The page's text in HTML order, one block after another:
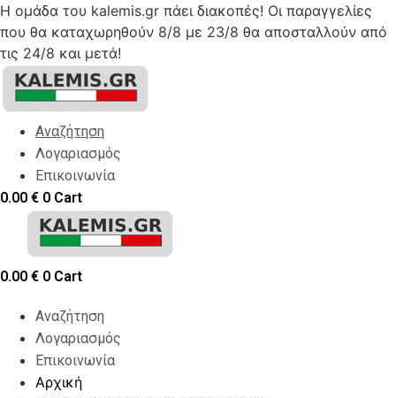
Η ομάδα του kalemis.gr πάει διακοπές! Οι παραγγελίες
που θα καταχωρηθούν 8/8 με 23/8 θα αποσταλλούν από
τις 24/8 και μετά!
Skip
content
Αναζήτηση
Λογαριασμός
Επικοινωνία
0.00 € 0 Cart
0.00 € 0 Cart
Αναζήτηση
Λογαριασμός
Επικοινωνία
Αρχική